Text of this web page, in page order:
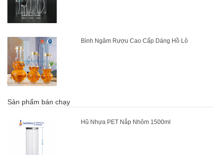
Bình Ngâm Rượu Cao Cấp Dáng Hồ Lô
Sản phẩm bán chạy
Hũ Nhựa PET Nắp Nhôm 1500ml